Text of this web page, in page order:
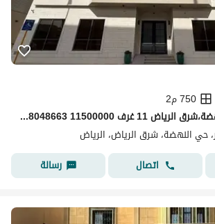
750 م2
عمارة سكنية في النهضة،شرق الرياض 11 غرف 11500000 SAR - 88048663
حي النهضة، شرق الرياض، الرياض
اتصال رسالة